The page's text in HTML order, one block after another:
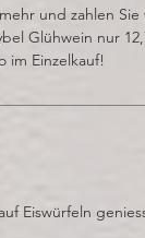
und zahlen
Glühwein nur
im Einzelkauf!
Eiswürfeln